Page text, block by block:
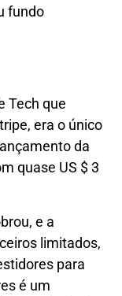
fundo
Tech que
era o único
da
quase US $ 3
e a
limitados,
para
é um